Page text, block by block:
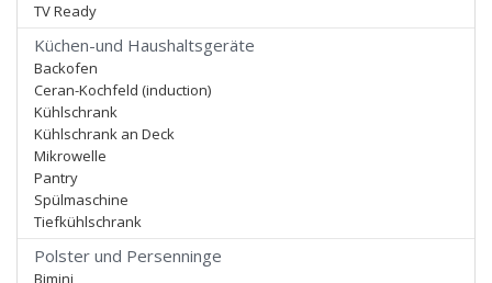
TV Ready
Küchen-und Haushaltsgeräte
Backofen
Ceran-Kochfeld (induction)
Kühlschrank
Kühlschrank an Deck
Mikrowelle
Pantry
Spülmaschine
Tiefkühlschrank
Polster und Persenninge
Bimini